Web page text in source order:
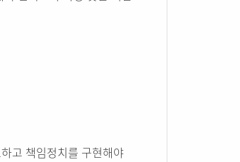
고 책임정치를 구현해야